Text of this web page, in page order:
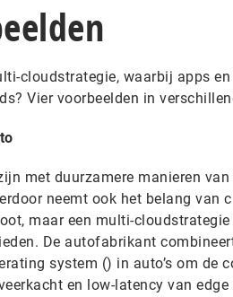
cloudstrategie, waarbij apps
Vier voorbeelden in
met duurzamere manieren
neemt ook het belang van
maar een multi-
De autofabrikant
system () in auto’s om de
en low-latency van